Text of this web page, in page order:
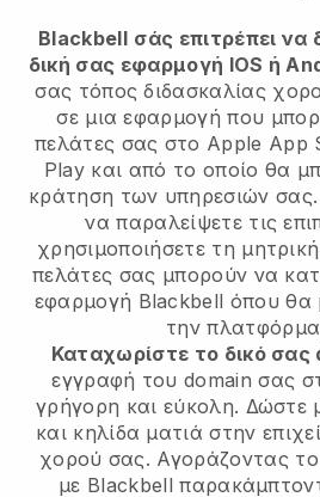
Blackbell σάς επιτρέπει να
δική σας εφαρμογή IOS ή
σας τόπος διδασκαλίας
σε μια εφαρμογή που
πελάτες σας στο Apple App
Play και από το οποίο θα
κράτηση των υπηρεσιών
να παραλείψετε τις
χρησιμοποιήσετε τη
πελάτες σας μπορούν να
εφαρμογή Blackbell όπου θα
την
Καταχωρίστε το δικό σας
εγγραφή του domain σας
γρήγορη και εύκολη. Δώστε
και κηλίδα ματιά στην
χορού σας. Αγοράζοντας
με Blackbell